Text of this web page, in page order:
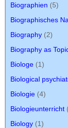
Biographien (5)
Biographisches
Biography (2)
Biography as
Biologe (1)
Biological
Biologie (4)
Biologieunterricht
Biology (1)